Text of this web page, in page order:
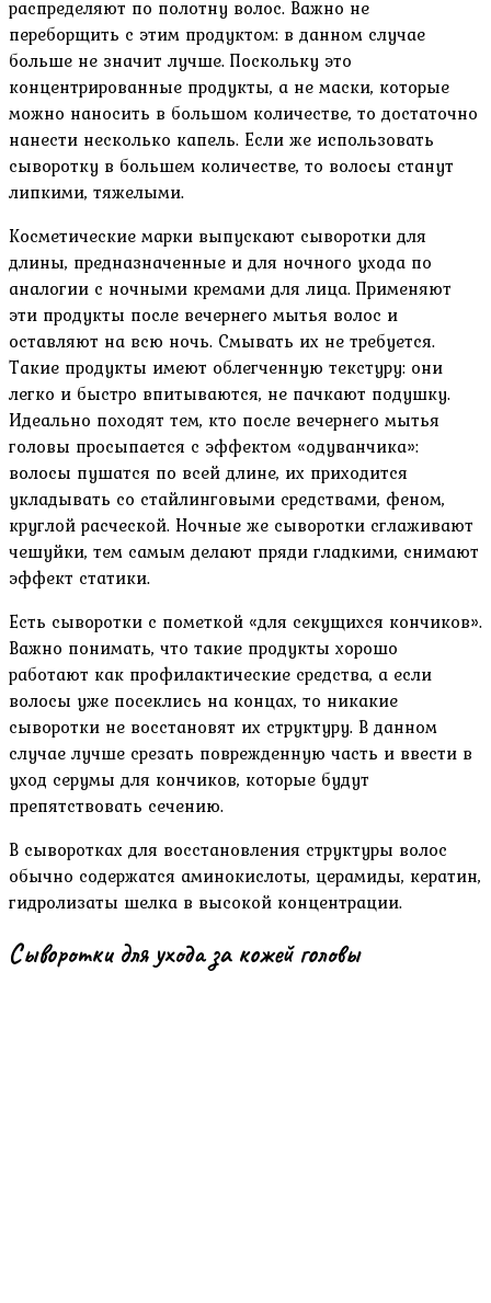
распределяют по полотну волос. Важно не
переборщить с этим продуктом: в данном случае
больше не значит лучше. Поскольку это
концентрированные продукты, а не маски, которые
можно наносить в большом количестве, то достаточно
нанести несколько капель. Если же использовать
сыворотку в большем количестве, то волосы станут
липкими, тяжелыми.
Косметические марки выпускают сыворотки для
длины, предназначенные и для ночного ухода по
аналогии с ночными кремами для лица. Применяют
эти продукты после вечернего мытья волос и
оставляют на всю ночь. Смывать их не требуется.
Такие продукты имеют облегченную текстуру: они
легко и быстро впитываются, не пачкают подушку.
Идеально походят тем, кто после вечернего мытья
головы просыпается с эффектом «одуванчика»:
волосы пушатся по всей длине, их приходится
укладывать со стайлинговыми средствами, феном,
круглой расческой. Ночные же сыворотки сглаживают
чешуйки, тем самым делают пряди гладкими, снимают
эффект статики.
Есть сыворотки с пометкой «для секущихся кончиков».
Важно понимать, что такие продукты хорошо
работают как профилактические средства, а если
волосы уже посеклись на концах, то никакие
сыворотки не восстановят их структуру. В данном
случае лучше срезать поврежденную часть и ввести в
уход серумы для кончиков, которые будут
препятствовать сечению.
В сыворотках для восстановления структуры волос
обычно содержатся аминокислоты, церамиды, кератин,
гидролизаты шелка в высокой концентрации.
Сыворотки для ухода за кожей головы